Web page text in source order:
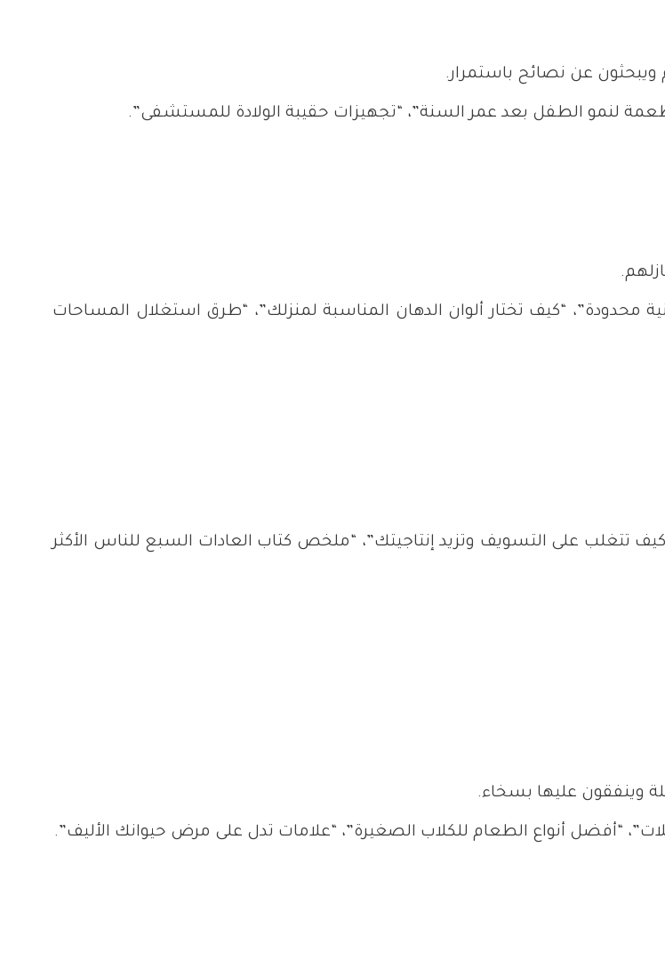
ويبحثون عن نصائح باستمرار.
لنمو الطفل بعد عمر السنة”، “تجهيزات حقيبة الولادة للمستشفى”.
محدودة”، “كيف تختار ألوان الدهان المناسبة لمنزلك”، “طرق استغلال المساحات
“كيف تتغلب على التسويف وتزيد إنتاجيتك”، “ملخص كتاب العادات السبع للناس الأكثر
وينفقون عليها بسخاء.
“أفضل أنواع الطعام للكلاب الصغيرة”، “علامات تدل على مرض حيوانك الأليف”.